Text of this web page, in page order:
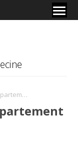
75e anniversaire du Département